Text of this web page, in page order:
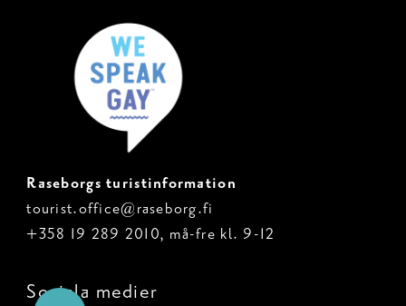
Raseborgs turistinformation
tourist.office@raseborg.fi
+358 19 289 2010, må-fre kl. 9-12
Sociala medier